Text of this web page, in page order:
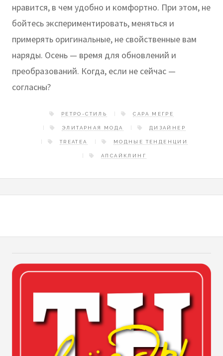
нравится, в чем удобно и комфортно. При этом, не
бойтесь экспериментировать, меняться и
примерять оригинальные, не свойственные вам
наряды. Осень — время для обновлений и
преобразований. Когда, если не сейчас —
согласны?
РЕТРО-СТИЛЬ САРА МЕГРЕ
ЭЛИТАРНАЯ МОДА ДИЗАЙНЕР
TREATEA МОДНЫЕ ТЕНДЕНЦИИ
АПСАЙКЛИНГ